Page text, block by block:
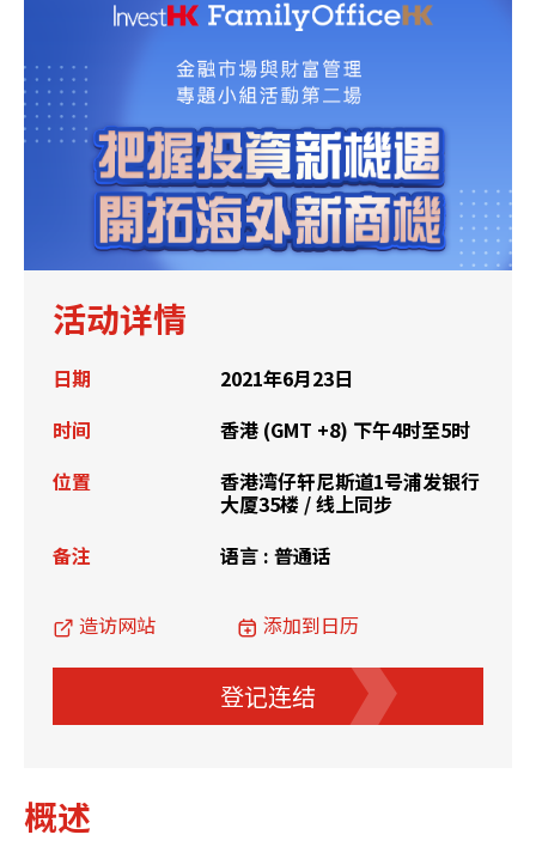
活动详情
日期
2021年6月23日
时间
香港 (GMT +8) 下午4时至5时
位置
香港湾仔轩尼斯道1号浦发银行
大厦35楼 / 线上同步
备注
语言 : 普通话
造访网站 添加到日历
登记连结
概述